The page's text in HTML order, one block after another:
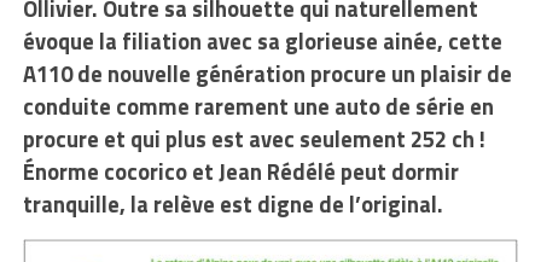
Ollivier. Outre sa silhouette qui naturellement
évoque la filiation avec sa glorieuse ainée, cette
A110 de nouvelle génération procure un plaisir de
conduite comme rarement une auto de série en
procure et qui plus est avec seulement 252 ch !
Énorme cocorico et Jean Rédélé peut dormir
tranquille, la relève est digne de l’original.